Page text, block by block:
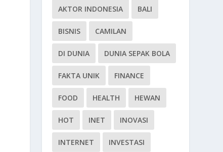
AKTOR INDONESIA BALI
BISNIS CAMILAN
DI DUNIA DUNIA SEPAK BOLA
FAKTA UNIK FINANCE
FOOD HEALTH HEWAN
HOT INET INOVASI
INTERNET INVESTASI